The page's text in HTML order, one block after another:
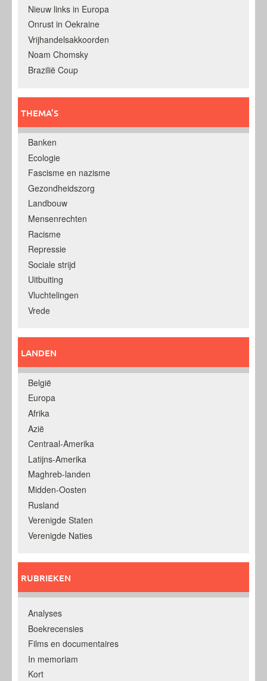
Nieuw links in Europa
Onrust in Oekraine
Vrijhandelsakkoorden
Noam Chomsky
Brazilië Coup
THEMA’S
Banken
Ecologie
Fascisme en nazisme
Gezondheidszorg
Landbouw
Mensenrechten
Racisme
Repressie
Sociale strijd
Uitbuiting
Vluchtelingen
Vrede
LANDEN
België
Europa
Afrika
Azië
Centraal-Amerika
Latijns-Amerika
Maghreb-landen
Midden-Oosten
Rusland
Verenigde Staten
Verenigde Naties
RUBRIEKEN
Analyses
Boekrecensies
Films en documentaires
In memoriam
Kort